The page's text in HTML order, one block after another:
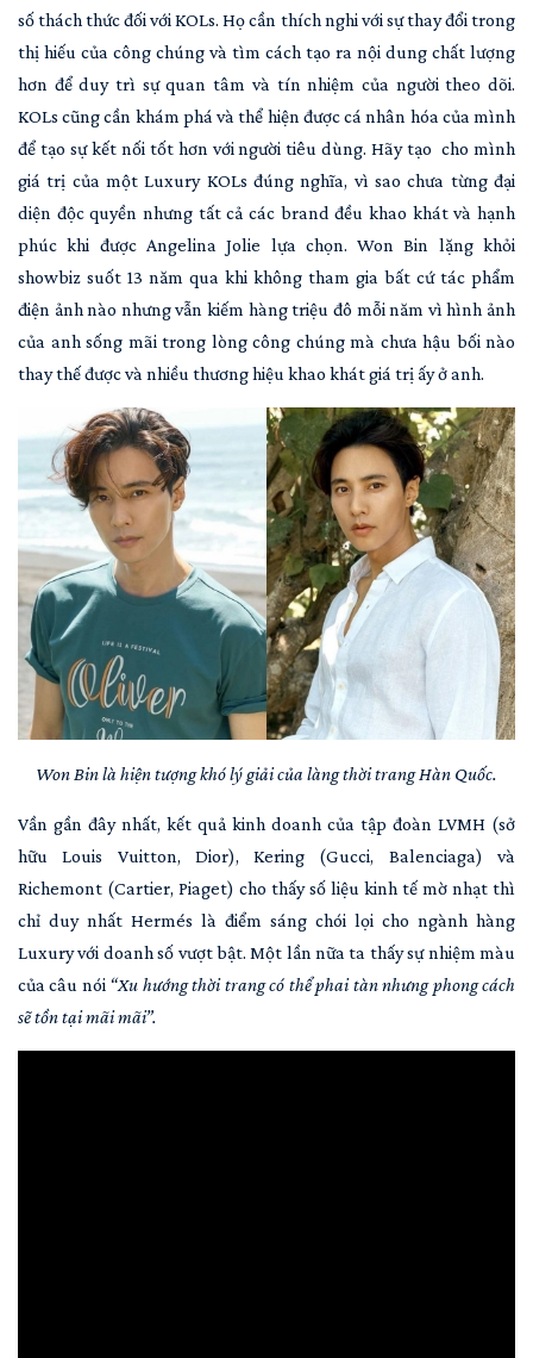
số thách thức đối với KOLs. Họ cần thích nghi với sự thay đổi trong
thị hiếu của công chúng và tìm cách tạo ra nội dung chất lượng
hơn để duy trì sự quan tâm và tín nhiệm của người theo dõi.
KOLs cũng cần khám phá và thể hiện được cá nhân hóa của mình
để tạo sự kết nối tốt hơn với người tiêu dùng. Hãy tạo cho mình
giá trị của một Luxury KOLs đúng nghĩa, vì sao chưa từng đại
diện độc quyền nhưng tất cả các brand đều khao khát và hạnh
phúc khi được Angelina Jolie lựa chọn. Won Bin lặng khỏi
showbiz suốt 13 năm qua khi không tham gia bất cứ tác phẩm
điện ảnh nào nhưng vẫn kiếm hàng triệu đô mỗi năm vì hình ảnh
của anh sống mãi trong lòng công chúng mà chưa hậu bối nào
thay thế được và nhiều thương hiệu khao khát giá trị ấy ở anh.
Won Bin là hiện tượng khó lý giải của làng thời trang Hàn Quốc.
Vần gần đây nhất, kết quả kinh doanh của tập đoàn LVMH (sở
hữu Louis Vuitton, Dior), Kering (Gucci, Balenciaga) và
Richemont (Cartier, Piaget) cho thấy số liệu kinh tế mờ nhạt thì
chỉ duy nhất Hermés là điểm sáng chói lọi cho ngành hàng
Luxury với doanh số vượt bật. Một lần nữa ta thấy sự nhiệm màu
của câu nói “Xu hướng thời trang có thể phai tàn nhưng phong cách
sẽ tồn tại mãi mãi”.